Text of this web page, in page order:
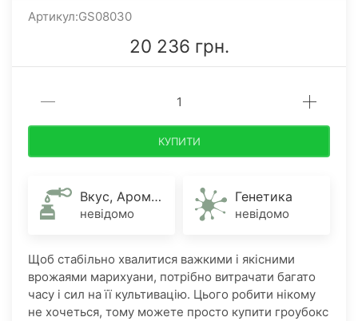
Артикул:GS08030
20 236 грн.
КУПИТИ
Вкус, Аромат
невідомо
Генетика
невідомо
​Щоб стабільно хвалитися важкими і якісними
врожаями марихуани, потрібно витрачати багато
часу і сил на її культивацію. Цього робити нікому
не хочеться, тому можете просто купити гроубокс